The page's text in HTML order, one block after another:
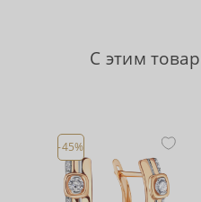
С этим
-45%